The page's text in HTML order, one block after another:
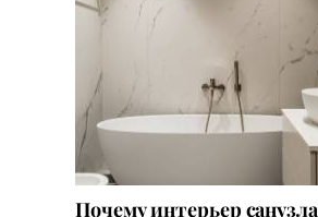
Почему интерьер